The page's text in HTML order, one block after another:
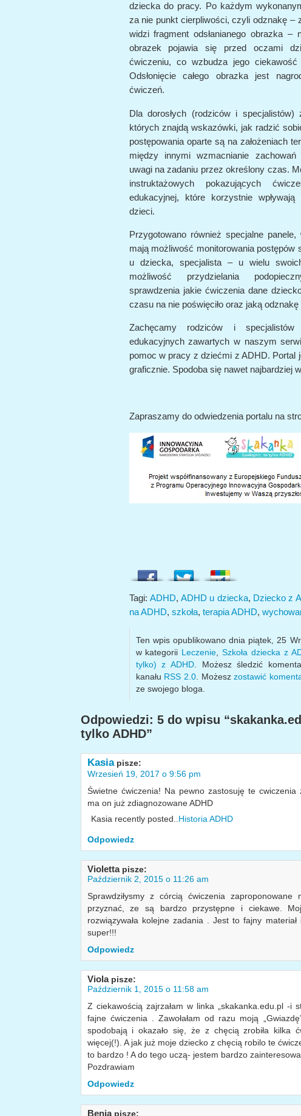
dziecka do pracy. Po każdym
za nie punkt cierpliwości, czyli odznakę –
widzi fragment odsłanianego obrazka –
obrazek pojawia się przed oczami
ćwiczeniu, co wzbudza jego
Odsłonięcie całego obrazka jest
ćwiczeń.
Dla dorosłych (rodziców i specjalistów)
których znajdą wskazówki, jak radzić
postępowania oparte są na założeniach
między innymi wzmacnianie
uwagi na zadaniu przez określony czas.
instruktażowych pokazujących
edukacyjnej, które korzystnie
dzieci.
Przygotowano również specjalne
mają możliwość monitorowania postępów
u dziecka, specjalista – u wielu
możliwość przydzielania
sprawdzenia jakie ćwiczenia dane
czasu na nie poświęciło oraz jaką odznakę
Zachęcamy rodziców i
edukacyjnych zawartych w naszym
pomoc w pracy z dziećmi z ADHD. Portal
graficznie. Spodoba się nawet najbardziej
Zapraszamy do odwiedzenia portalu na
Tagi: ADHD,ADHD u dziecka, Dziecko z
na ADHD, szkoła, terapia ADHD,
Ten wpis opublikowano dnia piątek, 25
w kategorii Leczenie ,Szkoła dziecka z
tylko) z ADHD. Możesz śledzić
kanału RSS 2.0. Możeszzostawić
ze swojego bloga.
Odpowiedzi: 5 do wpisu
tylko ADHD”
Kasia pisze:
Wrzesień 19, 2017 o 9:56 pm
Świetne ćwiczenia! Na pewno zastosuję te
ma on już zdiagnozowane ADHD
Kasia recently posted.. Historia ADHD
Odpowiedz
Violetta pisze:
Październik 2, 2015 o 11:26 am
Sprawdziłysmy z córcią ćwiczenia zaproponowane
przyznać, ze są bardzo przystępne i ciekawe.
rozwiązywała kolejne zadania . Jest to fajny
super!!!
Odpowiedz
Viola pisze:
Październik 1, 2015 o 11:58 am
Z ciekawością zajrzałam w linka „skakanka.edu.pl -i
fajne ćwiczenia . Zawołałam od razu moją
spodobają i okazało się, że z chęcią zrobiła kilka
więcej(!). A jak już moje dziecko z chęcią robilo te
to bardzo ! A do tego uczą- jestem bardzo
Pozdrawiam
Odpowiedz
Benia pisze: